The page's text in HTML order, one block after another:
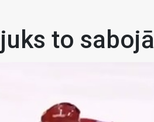
to sabojā